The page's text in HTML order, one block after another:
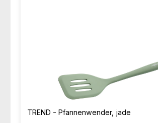
TREND - Pfannenwender, jade